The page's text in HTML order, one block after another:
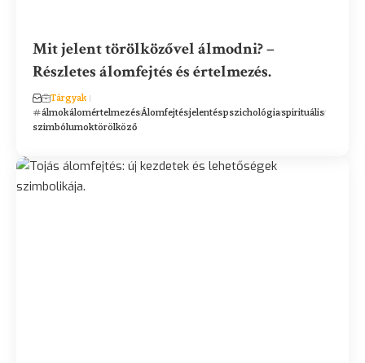
Mit jelent törölközővel álmodni? –
Részletes álomfejtés és értelmezés.
Tárgyak
álmokálomértelmezésÁlomfejtésjelentéspszichológiaspirituális
szimbólumoktörölköző